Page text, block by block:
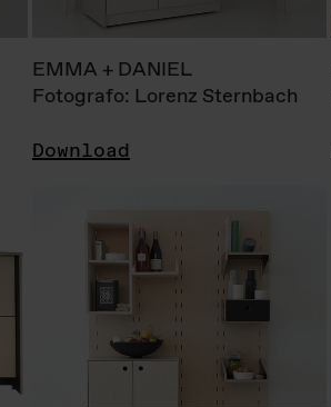
EMMA + DANIEL
Fotografo: Lorenz Sternbach
Download